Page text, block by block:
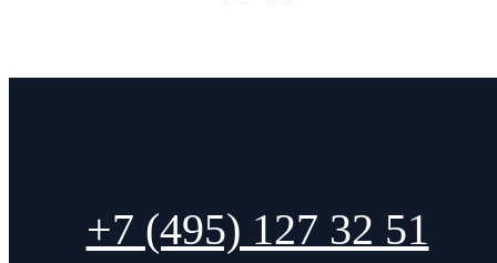
+7 (495) 127 32 51